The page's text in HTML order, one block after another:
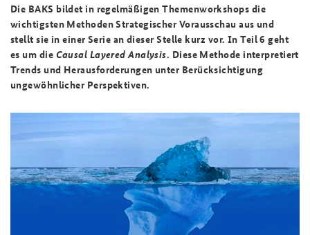
Team
Sicherheitspolitische Nachwuchsarbeit
Beirat
Methodenseminar Strategische Vorausschau
Fachseminar Digitalisierung und Sicherheitspolitik
Fachseminar Desinformation und Sicherheitspolitik
Arbeitskreis "Junge Sicherheitspolitiker"
Das Sicherheitspolitische Gespräch an der BAKS
Studierendenkonferenz Sicherheitspolitik gestalten
Arbeitspapiere Sicherheitspolitik
Pressespiegel und Gastbeiträge von BAKS-Angehörigen
Ansprechpartner für Presse- und andere Medienanfragen
Die BAKS bildet in regelmäßigen Themenworkshops die
wichtigsten Methoden Strategischer Vorausschau aus und
stellt sie in einer Serie an dieser Stelle kurz vor. In Teil 6 geht
es um die Causal Layered Analysis. Diese Methode interpretiert
Trends und Herausforderungen unter Berücksichtigung
ungewöhnlicher Perspektiven.